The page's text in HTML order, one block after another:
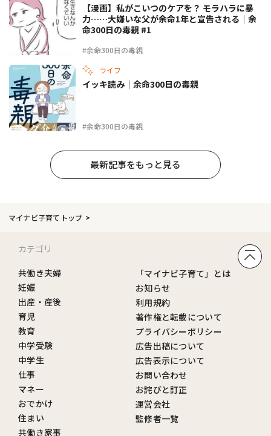
#余命300日の毒親
【漫画】私がこいつのケアを？ モラハラに暴
力……大嫌いな父が余命1年と宣告される｜余
命300日の毒親 #1
ライフ
#余命300日の毒親
イッキ読み｜余命300日の毒親
最新記事をもっと見る
マイナビ子育てトップ
カテゴリ
共働き夫婦
妊娠
出産・産後
育児
教育
中学受験
中学生
仕事
マネー
おでかけ
住まい
共働き家事
「マイナビ子育て」とは
お知らせ
利用規約
著作権と転載について
プライバシーポリシー
広告出稿について
広告表示について
お問い合わせ
お詫びと訂正
運営会社
監修者一覧